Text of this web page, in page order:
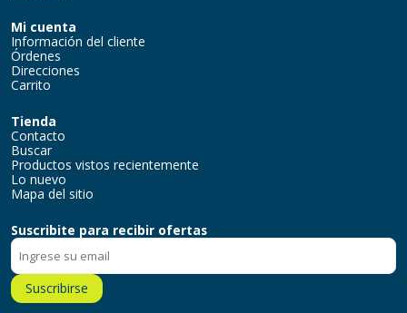
Mi cuenta
Información del cliente
Órdenes
Direcciones
Carrito
Tienda
Contacto
Buscar
Productos vistos recientemente
Lo nuevo
Mapa del sitio
Suscribite para recibir ofertas
Suscribirse